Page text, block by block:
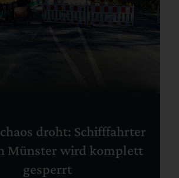
droht: Schifffahrter
Münster wird komplett
gesperrt